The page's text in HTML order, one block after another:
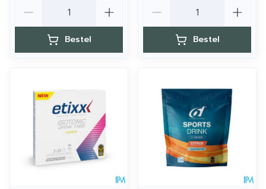
Bestel Bestel